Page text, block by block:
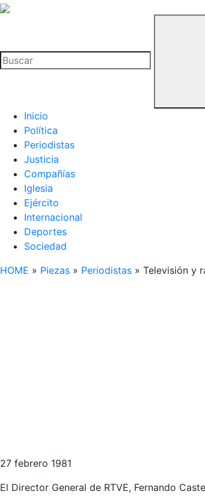
La
Buitre
Inicio
Política
Periodistas
Justicia
Compañías
Iglesia
Ejército
Internacional
Deportes
Sociedad
HOME » Piezas » Periodistas » Televisión y
27 febrero 1981
El Director General de RTVE, Fernando